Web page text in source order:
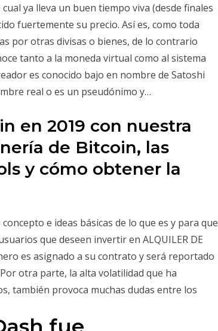
ya lleva un buen tiempo viva (desde finales
fuertemente su precio. Así es, como toda
por otras divisas o bienes, de lo contrario
tanto a la moneda virtual como al sistema
es conocido bajo en nombre de Satoshi
real o es un pseudónimo y…
en 2019 con nuestra
de Bitcoin, las
y cómo obtener la
e ideas básicas de lo que es y para que
que deseen invertir en ALQUILER DE
es asignado a su contrato y será reportado
otra parte, la alta volatilidad que ha
también provoca muchas dudas entre los